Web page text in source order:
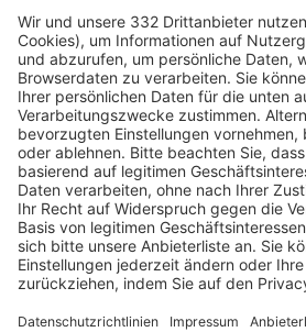
HÄUFIG BESUCHTE SEITEN
Pässe und Vereinswechsel
Trainerausbildung
Schulungsangebot Vereinsmitarbeiter
BFV-Geschäftsstellen
Trainerbörse
Login SpielPlus
FOLGE DEM BFV